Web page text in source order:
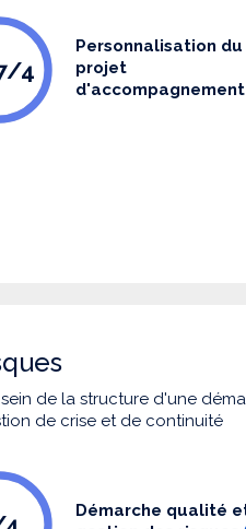
4
Personnalisation du
projet
d'accompagnement
de la structure d'une
de crise et de continuité
Démarche qualité